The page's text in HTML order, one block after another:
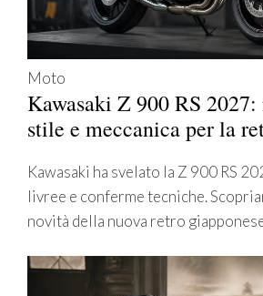
Moto
Kawasaki Z 900 RS
stile e meccanica per la
Kawasaki ha svelato la Z 900 RS
livree e conferme tecniche.
novità della nuova retro